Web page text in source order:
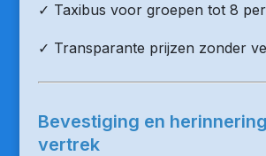
✓ Taxibus voor groepen tot 8
✓ Transparante prijzen zonder
Bevestiging en
vertrek